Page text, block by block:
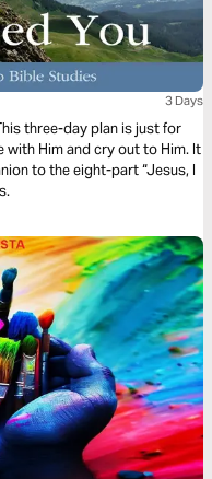
3 Days
three-day plan is just for
with Him and cry out to Him. It
to the eight-part “Jesus, I